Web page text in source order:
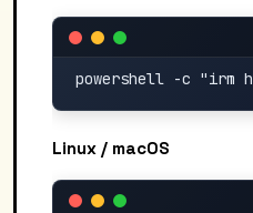
Linux / macOS